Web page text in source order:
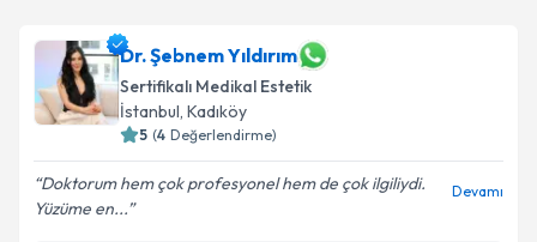
Dr. Şebnem Yıldırım
Sertifikalı Medikal Estetik
İstanbul, Kadıköy
5 (4 Değerlendirme)
Doktorum hem çok profesyonel hem de çok ilgiliydi.
Yüzüme en...
Devamı